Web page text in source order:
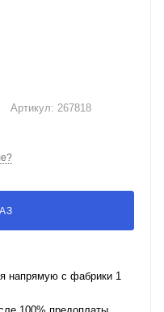
Артикул: 267818
напрямую с фабрики 1